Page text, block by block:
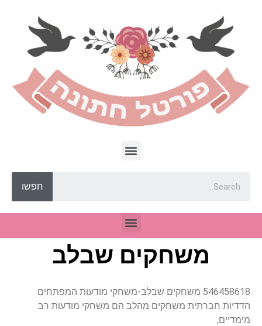
חפשו
משחקים שבלב
546458618 משחקים שבלב-משחקי מודעות המפתחים
הדדיות חברתית משחקים מהלב הם משחקי מודעות רב
מימדיים,